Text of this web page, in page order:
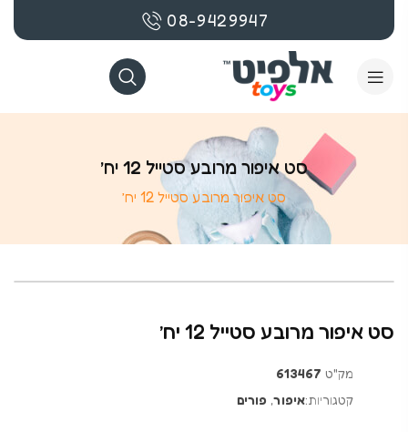
08-9429947
סט איפור מרובע סטייל 12 יח’
סט איפור מרובע סטייל 12 יח’
סט איפור מרובע סטייל 12 יח’
מק"ט 613467
קטגוריות:איפור, פורים